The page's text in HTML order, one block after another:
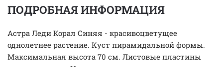
ПОДРОБНАЯ ИНФОРМАЦИЯ
Астра Леди Корал Синяя - красивоцветущее
однолетнее растение. Куст пирамидальной формы.
Максимальная высота 70 см. Листовые пластины